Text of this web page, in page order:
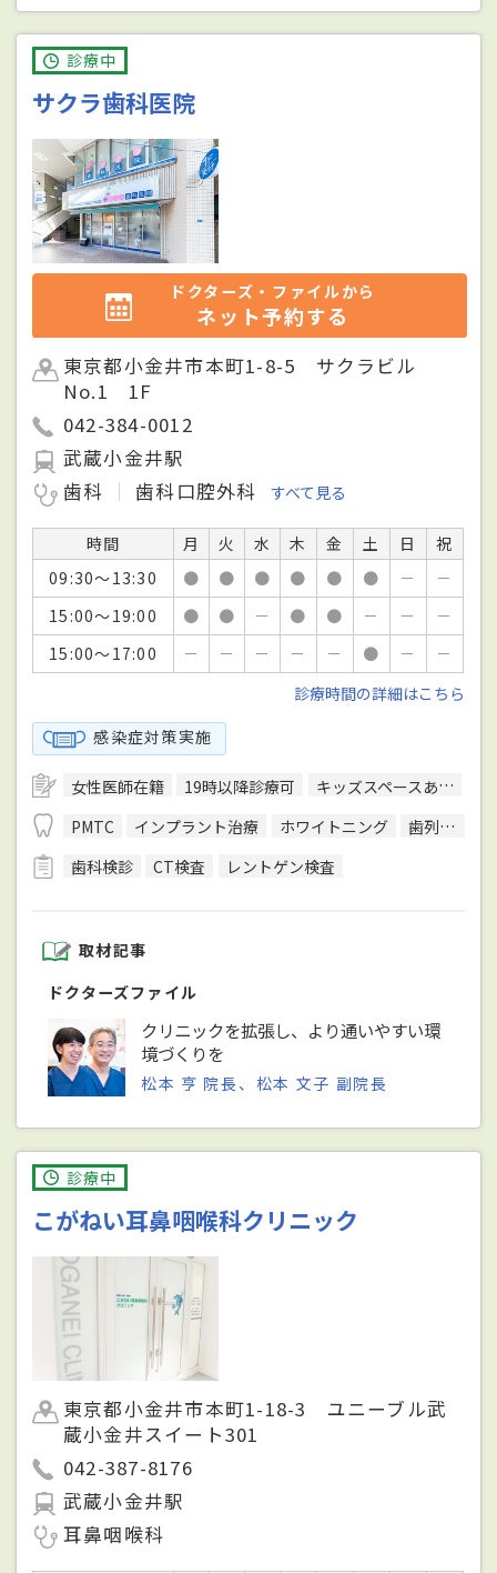
診療中
サクラ歯科医院
ドクターズ・ファイルから
ネット予約する
東京都小金井市本町1-8-5 サクラビル
No.1 1F
042-384-0012
武蔵小金井駅
歯科
歯科口腔外科 すべて見る
時間 月 火 水 木 金 土 日
祝
09:30～13:30
● ● ● ● ● ● －
－
15:00～19:00
● ● － ● ● － －
－
15:00～17:00
－ － － － － ● －
－
診療時間の詳細はこちら
感染症対策実施
女性医師在籍 19時以降診療可 キッズスペースあり
PMTC
インプラント治療 ホワイトニング
歯列矯正
歯科検診
CT検査 レントゲン検査
取材記事
ドクターズファイル
クリニックを拡張し、より通いやすい環
境づくりを
松本 亨 院長、松本 文子 副院長
診療中
こがねい耳鼻咽喉科クリニック
東京都小金井市本町1-18-3 ユニーブル武
蔵小金井スイート301
042-387-8176
武蔵小金井駅
耳鼻咽喉科